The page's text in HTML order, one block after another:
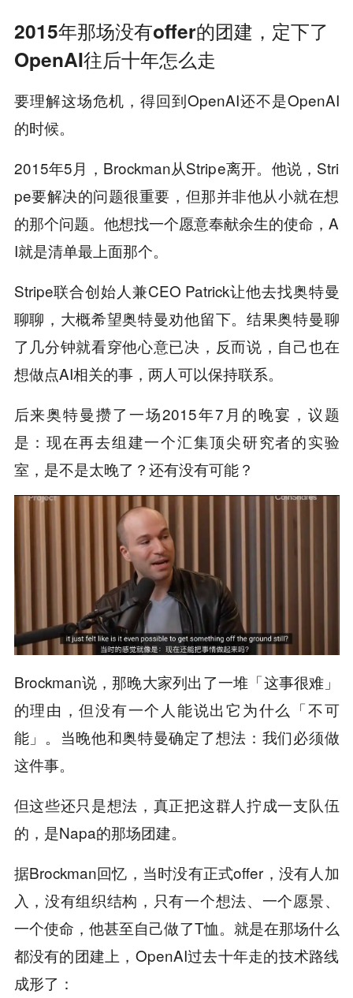
2015年那场没有offer的团建，定下了
OpenAI往后十年怎么走
要理解这场危机，得回到OpenAI还不是OpenAI
的时候。
2015年5月，Brockman从Stripe离开。他说，Stri
pe要解决的问题很重要，但那并非他从小就在想
的那个问题。他想找一个愿意奉献余生的使命，A
I就是清单最上面那个。
Stripe联合创始人兼CEO Patrick让他去找奥特曼
聊聊，大概希望奥特曼劝他留下。结果奥特曼聊
了几分钟就看穿他心意已决，反而说，自己也在
想做点AI相关的事，两人可以保持联系。
后来奥特曼攒了一场2015年7月的晚宴，议题
是：现在再去组建一个汇集顶尖研究者的实验
室，是不是太晚了？还有没有可能？
Brockman说，那晚大家列出了一堆「这事很难」
的理由，但没有一个人能说出它为什么「不可
能」。当晚他和奥特曼确定了想法：我们必须做
这件事。
但这些还只是想法，真正把这群人拧成一支队伍
的，是Napa的那场团建。
据Brockman回忆，当时没有正式offer，没有人加
入，没有组织结构，只有一个想法、一个愿景、
一个使命，他甚至自己做了T恤。就是在那场什么
都没有的团建上，OpenAI过去十年走的技术路线
成形了：